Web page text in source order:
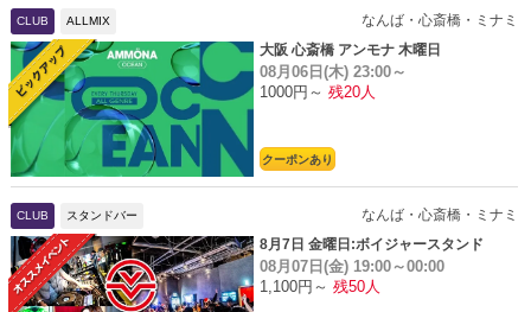
CLUB ALLMIX
なんば・心斎橋・ミナミ
大阪 心斎橋 アンモナ 木曜日
08月06日(木) 23:00～
1000円～ 残20人
クーポンあり
CLUB スタンドバー
なんば・心斎橋・ミナミ
8月7日 金曜日:ボイジャースタンド
08月07日(金) 19:00～00:00
1,100円～ 残50人